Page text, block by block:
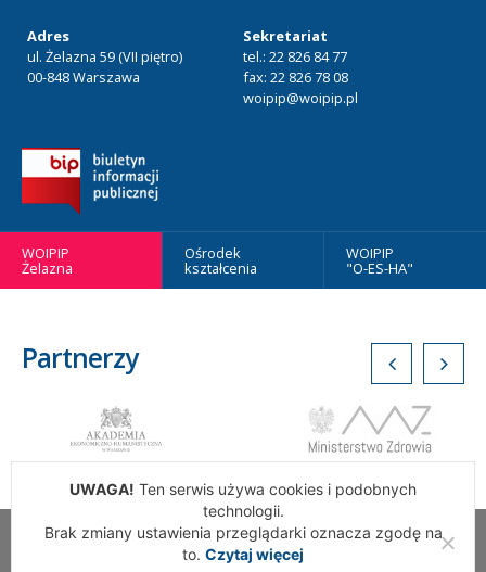
Adres
ul. Żelazna 59 (VII piętro)
00-848 Warszawa
Sekretariat
tel.: 22 826 84 77
fax: 22 826 78 08
woipip@woipip.pl
WOIPIP
Żelazna
Ośrodek
kształcenia
WOIPIP
"O-ES-HA"
Partnerzy
Wszelkie Prawa Zastrzeżone. Warszawska Okręgowa Izba
Pielęgniarek i Położnych
UWAGA! Ten serwis używa cookies i podobnych
technologii.
Brak zmiany ustawienia przeglądarki oznacza zgodę na
to. Czytaj więcej